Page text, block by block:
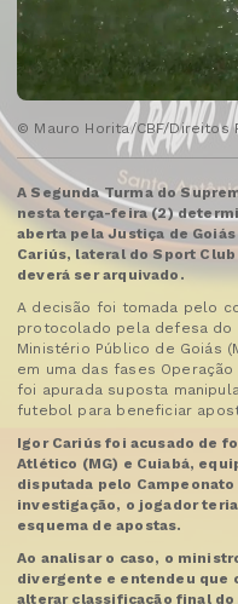
© Mauro Horita/CBF/Direitos
A Segunda Turma do
nesta terça-feira (2)
aberta pela Justiça de
Cariús, lateral do Sport
deverá ser arquivado.
A decisão foi tomada pelo
protocolado pela defesa do
Ministério Público de Goiás
em uma das fases
foi apurada suposta
futebol para beneficiar
Igor Cariús foi acusado de
Atlético (MG) e Cuiabá,
disputada pelo
investigação, o jogador
esquema de apostas.
Ao analisar o caso, o
divergente e entendeu que
alterar classificação final do